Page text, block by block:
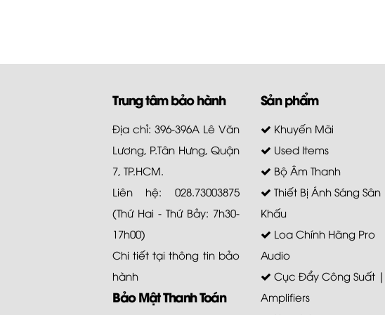
Trung tâm bảo hành
Địa chỉ: 396-396A Lê Văn
Lương, P.Tân Hưng, Quận
7, TP.HCM.
Liên hệ: 028.73003875
(Thứ Hai - Thứ Bảy: 7h30-
17h00)
Chi tiết tạithông tin bảo
hành
Bảo Mật Thanh Toán
Sản phẩm
Khuyến Mãi
Used Items
Bộ Âm Thanh
Thiết Bị Ánh Sáng Sân
Khấu
Loa Chính Hãng Pro
Audio
Cục Đẩy Công Suất |
Amplifiers